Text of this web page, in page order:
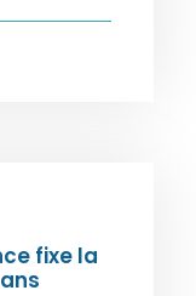
fixe la